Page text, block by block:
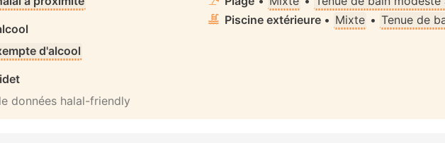
d'alcool
données halal-friendly
Piscine extérieure • Mixte • Tenue de